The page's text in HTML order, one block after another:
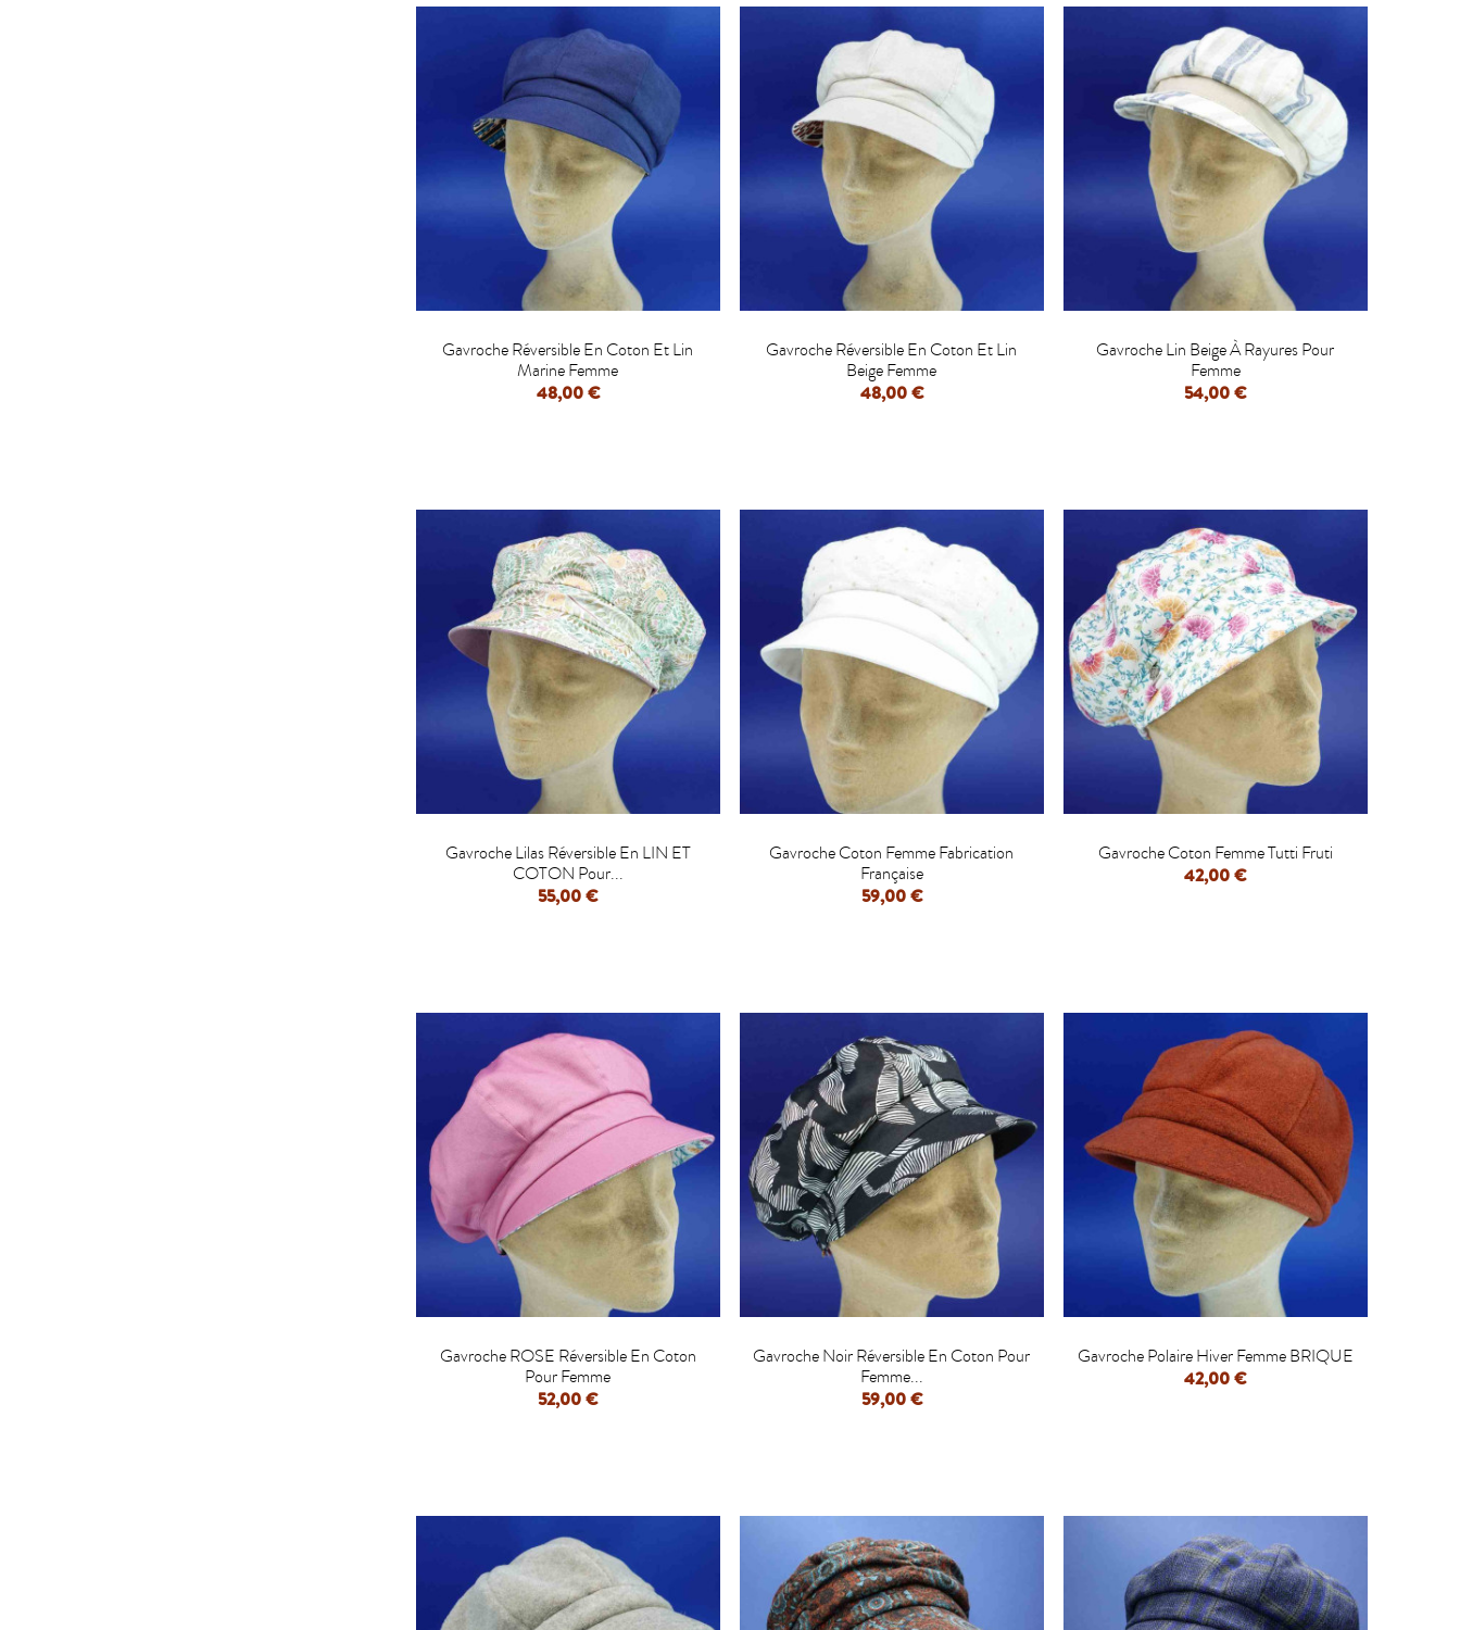

Gavroche Réversible En Coton Et Lin
Marine Femme
48,00 €

Gavroche Réversible En Coton Et Lin
Beige Femme
48,00 €

Gavroche Lin Beige À Rayures Pour
Femme
54,00 €

Gavroche Lilas Réversible En LIN ET
COTON Pour...
55,00 €

Gavroche Coton Femme Fabrication
Française
59,00 €

Gavroche Coton Femme Tutti Fruti
42,00 €

Gavroche ROSE Réversible En Coton
Pour Femme
52,00 €

Gavroche Noir Réversible En Coton Pour
Femme...
59,00 €

Gavroche Polaire Hiver Femme BRIQUE
42,00 €